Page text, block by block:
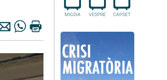
MIGDIA VESPRE CAP.SET